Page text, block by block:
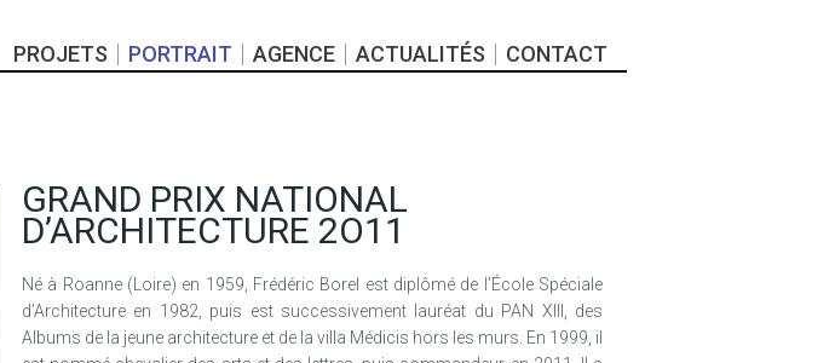
PROJETS PORTRAIT AGENCE ACTUALITÉS CONTACT
GRAND PRIX NATIONAL
D’ARCHITECTURE 2O11
Né à Roanne (Loire) en 1959, Frédéric Borel est diplômé de l’École Spéciale
d’Architecture en 1982, puis est successivement lauréat du PAN XIII, des
Albums de la jeune architecture et de la villa Médicis hors les murs. En 1999, il